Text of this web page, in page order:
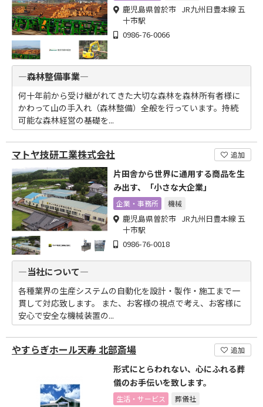
鹿児島県曽於市 JR九州日豊本線 五
十市駅
0986-76-0066
―森林整備事業―
何十年前から受け継がれてきた大切な森林を森林所有者様に
かわって山の手入れ（森林整備）全般を行っています。持続
可能な森林経営の基礎を...
マトヤ技研工業株式会社 追加
片田舎から世界に通用する商品を生
み出す、「小さな大企業」
企業・事務所 機械
鹿児島県曽於市 JR九州日豊本線 五
十市駅
0986-76-0018
―当社について―
各種業界の生産システムの自動化を設計・製作・施工まで一
貫して対応致します。 また、お客様の視点で考え、お客様に
安心で安全な機械装置の...
やすらぎホール天寿 北部斎場 追加
形式にとらわれない、心にふれる葬
儀のお手伝いを致します。
生活・サービス 葬儀社